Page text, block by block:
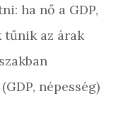
ha nő a GDP,
tűnik az árak
népesség)